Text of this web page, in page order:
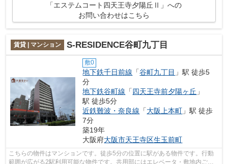
「エステムコート四天王寺夕陽丘Ⅱ」への
お問い合わせはこちら
賃貸 | マンション S-RESIDENCE谷町九丁目
敷0
地下鉄千日前線 「谷町九丁目 」駅 徒歩5
分
地下鉄谷町線 「四天王寺前夕陽ヶ丘 」
駅 徒歩5分
近鉄難波・奈良線 「大阪上本町 」駅 徒歩
7分
築19年
大阪府大阪市天王寺区生玉前町
こちらの物件はマンションです。徒歩5分の位置に駅がある物件です。行動
範囲が広がる2駅利用可能な物件です。共用部にはエレベータ・敷地内ごみ